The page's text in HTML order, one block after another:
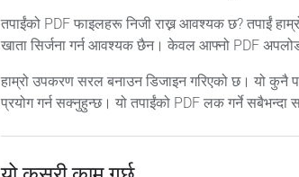
तपाईंको PDF फाइलहरू निजी राख्न आवश्यक छ? तपाईं
खाता सिर्जना गर्न आवश्यक छैन। केवल आफ्नो PDF अपलोड
हाम्रो उपकरण सरल बनाउन डिजाइन गरिएको छ। यो कुनै
प्रयोग गर्न सक्नुहुन्छ। यो तपाईंको PDF लक गर्ने